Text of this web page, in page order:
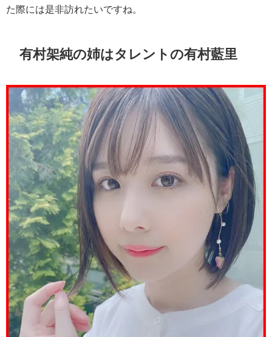
た際には是非訪れたいですね。
有村架純の姉はタレントの有村藍里